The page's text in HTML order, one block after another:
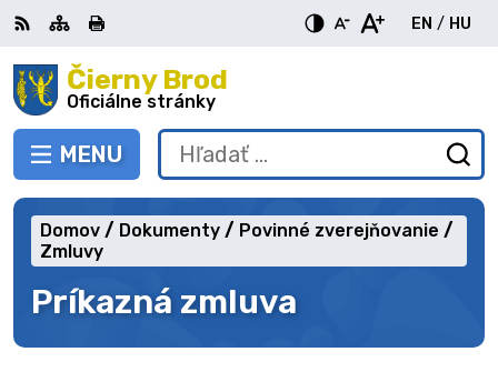
Preskočiť
na
obsah Čierny Brod
Oficiálne stránky
PREPNÚŤ
MENU
RSS MapaTlačiť
EN
English
/ HU
Hľadať:
Príkazná zmluva
Domov Dokumenty
Povinné zverejňovanie
Zmluvy